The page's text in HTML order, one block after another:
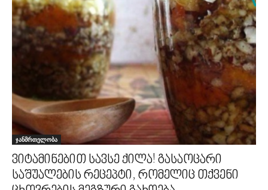
ჯანმრთელობა
ვიტამინებით სავსე ქილა! გასაოცარი
საშუალების რეცეპტი, რომელიც თქვენი